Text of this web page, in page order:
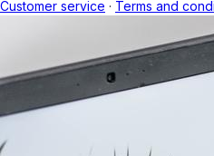
Customer service · Terms and